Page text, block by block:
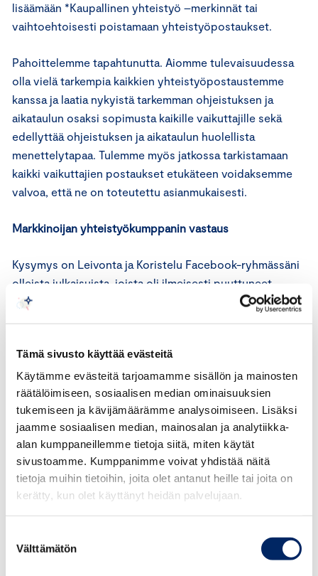
Tämä sivusto käyttää evästeitä
Käytämme evästeitä tarjoamamme sisällön ja mainosten
räätälöimiseen, sosiaalisen median ominaisuuksien
tukemiseen ja kävijämäärämme analysoimiseen. Lisäksi
jaamme sosiaalisen median, mainosalan ja analytiikka-
alan kumppaneillemme tietoja siitä, miten käytät
sivustoamme. Kumppanimme voivat yhdistää näitä
tietoja muihin tietoihin, joita olet antanut heille tai joita on
kerätty, kun olet käyttänyt heidän palvelujaan.
valinta
Välttämätön
lisäämään *Kaupallinen yhteistyö –merkinnät tai
vaihtoehtoisesti poistamaan yhteistyöpostaukset.
Pahoittelemme tapahtunutta. Aiomme tulevaisuudessa
olla vielä tarkempia kaikkien yhteistyöpostaustemme
kanssa ja laatia nykyistä tarkemman ohjeistuksen ja
aikataulun osaksi sopimusta kaikille vaikuttajille sekä
edellyttää ohjeistuksen ja aikataulun huolellista
menettelytapaa. Tulemme myös jatkossa tarkistamaan
kaikki vaikuttajien postaukset etukäteen voidaksemme
valvoa, että ne on toteutettu asianmukaisesti.
Markkinoijan yhteistyökumppanin vastaus
Kysymys on Leivonta ja Koristelu Facebook-ryhmässäni
olleista julkaisuista, joista oli ilmeisesti puuttuneet
asianmukaiset merkinnät tai lausekkeet. Silloin kun tuota
ei ole mukana arvonnassa", jos siis arvontoja
Facebookissa järjestetään. Näin ollen muita ilmeisesti
asiaan kuuluvia, lausekkeita ei julkaisuissa ole ollut.
Näiden tarpeellisuudesta en ole tiennyt, eikä niistä ole
markkinoija myöskään maininnut. Kyseessä on ollut
tietämättömyys omalta puoleltani ja varmaankin
unohtaminen (pidetty itsestään selvyytenä) markkinoijan
puolelta. Joka tapauksessa: Poistin kaikki tekemäni
julkaisut ryhmästäni, vaikka ne eivät ajankohtaisia
teen, niin lisään tarvittavat merkinnät.